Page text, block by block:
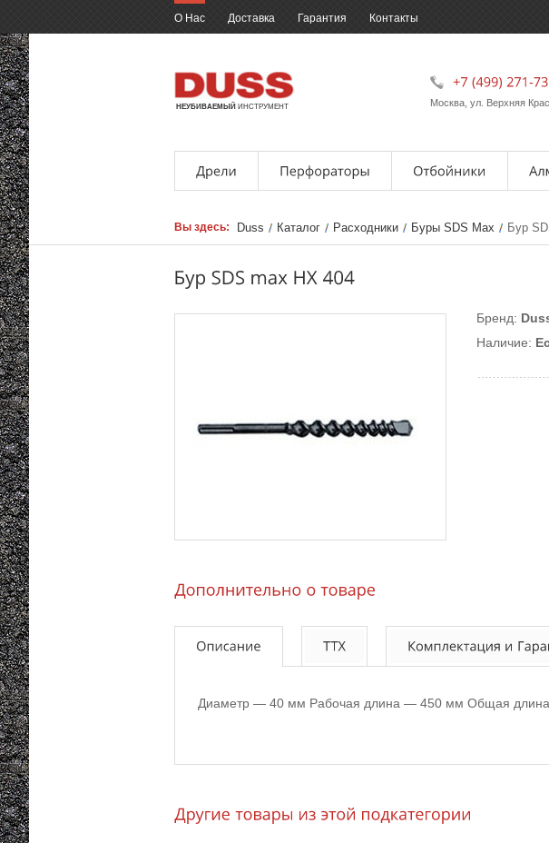
О Нас Доставка Гарантия Контакты
НЕУБИВАЕМЫЙ ИНСТРУМЕНТ Москва, ул. Верхняя
Вы здесь: Duss Каталог Расходники Буры SDS Max Бур
Бренд:
Наличие:
Диаметр — 40 мм Рабочая длина — 450 мм Общая